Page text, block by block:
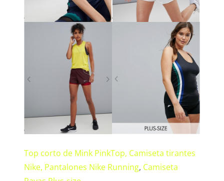
Top corto de Mink PinkTop, Camiseta tirantes
Nike, Pantalones Nike Running, Camiseta